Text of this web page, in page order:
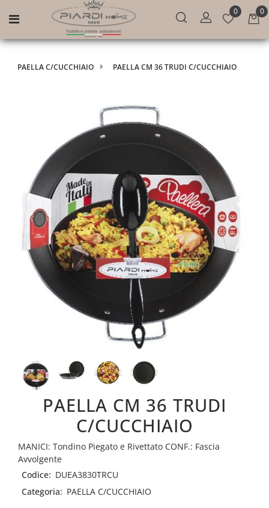
Open menu
0 0
PAELLA C/CUCCHIAIO PAELLA CM 36 TRUDI C/CUCCHIAIO
PAELLA CM 36 TRUDI
C/CUCCHIAIO
MANICI: Tondino Piegato e Rivettato CONF.: Fascia
Avvolgente
Codice: DUEA3830TRCU
Categoria: PAELLA C/CUCCHIAIO